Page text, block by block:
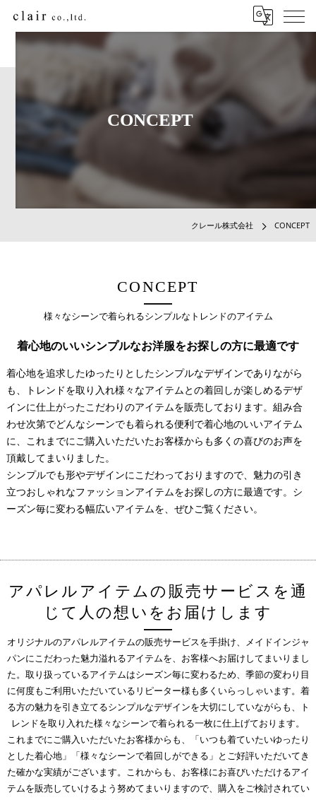
CONCEPT
クレール株式会社 CONCEPT
様々なシーンで着られるシンプルなトレンドのアイテム
CONCEPT
着心地のいいシンプルなお洋服をお探しの方に最適です
着心地を追求したゆったりとしたシンプルなデザインでありながら
も、トレンドを取り入れ様々なアイテムとの着回しが楽しめるデザ
インに仕上がったこだわりのアイテムを販売しております。組み合
わせ次第でどんなシーンでも着られる便利で着心地のいいアイテム
に、これまでにご購入いただいたお客様からも多くの喜びのお声を
頂戴してまいりました。
シンプルでも形やデザインにこだわっておりますので、魅力の引き
立つおしゃれなファッションアイテムをお探しの方に最適です。シ
ーズン毎に変わる幅広いアイテムを、ぜひご覧ください。
オリジナルのアパレルアイテムの販売サービスを手掛け、メイドインジャ
パンにこだわった魅力溢れるアイテムを、お客様へお届けしてまいりまし
た。取り扱っているアイテムはシーズン毎に変わるため、季節の変わり目
に何度もご利用いただいているリピーター様も多くいらっしゃいます。着
る方の魅力を引き立てるシンプルなデザインを大切にしていながらも、ト
レンドを取り入れた様々なシーンで着られる一枚に仕上げております。
これまでにご購入いただいたお客様からも、「いつも着ていたいゆったり
とした着心地」「様々なシーンで着回しができる」とご好評いただいてき
た確かな実績がございます。これからも、お客様にお喜びいただけるアイ
テムを販売していけるよう努めてまいりますので、購入をご検討されてい
アパレルアイテムの販売サービスを通
じて人の想いをお届けします